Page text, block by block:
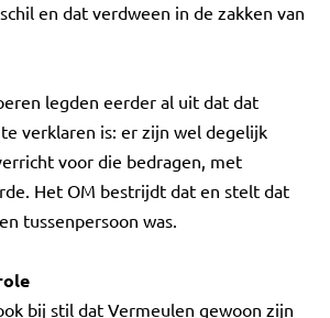
en dat verdween in de zakken van
legden eerder al uit dat dat
verklaren is: er zijn wel degelijk
voor die bedragen, met
Het OM bestrijdt dat en stelt dat
tussenpersoon was.
bij stil dat Vermeulen gewoon zijn